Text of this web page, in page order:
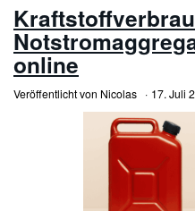
online
Veröffentlicht von Nicolas 17. Juli